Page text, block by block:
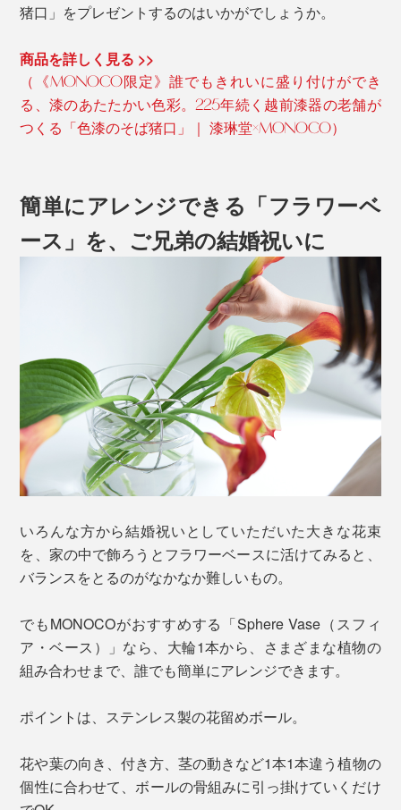
猪口」をプレゼントするのはいかがでしょうか。
商品を詳しく見る >>
（《MONOCO限定》誰でもきれいに盛り付けができ
る、漆のあたたかい色彩。225年続く越前漆器の老舗が
つくる「色漆のそば猪口」｜ 漆琳堂×MONOCO）
簡単にアレンジできる「フラワーベ
ース」を、ご兄弟の結婚祝いに
いろんな方から結婚祝いとしていただいた大きな花束
を、家の中で飾ろうとフラワーベースに活けてみると、
バランスをとるのがなかなか難しいもの。
でもMONOCOがおすすめする「Sphere Vase（スフィ
ア・ベース）」なら、大輪1本から、さまざまな植物の
組み合わせまで、誰でも簡単にアレンジできます。
ポイントは、ステンレス製の花留めボール。
花や葉の向き、付き方、茎の動きなど1本1本違う植物の
個性に合わせて、ボールの骨組みに引っ掛けていくだけ